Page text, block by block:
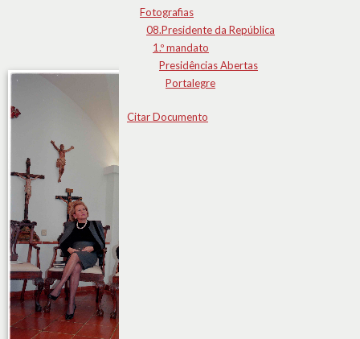
Fotografias
08.Presidente da República
1.º mandato
Presidências Abertas
Portalegre
Citar Documento